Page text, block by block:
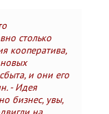
столько
кооператива,
и они его
- Идея
бизнес, увы,